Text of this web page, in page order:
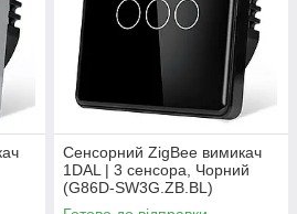
Сенсорний ZigBee вимикач
1DAL | 3 сенсора, Чорний
(G86D-SW3G.ZB.BL)